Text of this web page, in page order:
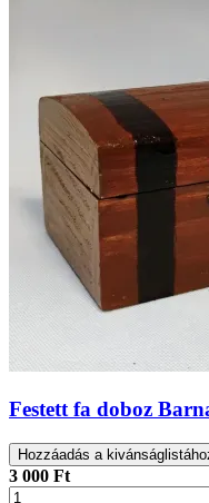
Festett fa doboz
Hozzáadás a
3 000 Ft